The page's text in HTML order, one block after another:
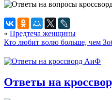
« Предтеча женщины
Кто любит волю больше, чем
Ответы на